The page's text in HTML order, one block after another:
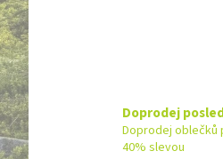
Doprodej
Doprodej oblečků
40% slevou